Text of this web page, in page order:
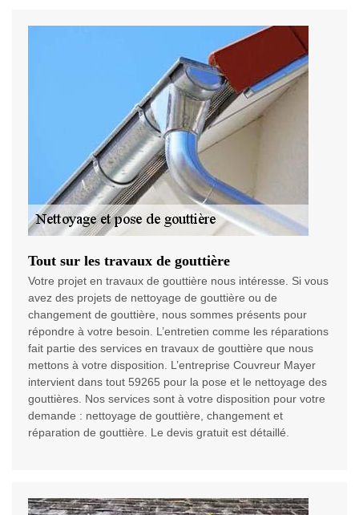
Tout sur les travaux de gouttière
Votre projet en travaux de gouttière nous intéresse. Si vous
avez des projets de nettoyage de gouttière ou de
changement de gouttière, nous sommes présents pour
répondre à votre besoin. L’entretien comme les réparations
fait partie des services en travaux de gouttière que nous
mettons à votre disposition. L’entreprise Couvreur Mayer
intervient dans tout 59265 pour la pose et le nettoyage des
gouttières. Nos services sont à votre disposition pour votre
demande : nettoyage de gouttière, changement et
réparation de gouttière. Le devis gratuit est détaillé.